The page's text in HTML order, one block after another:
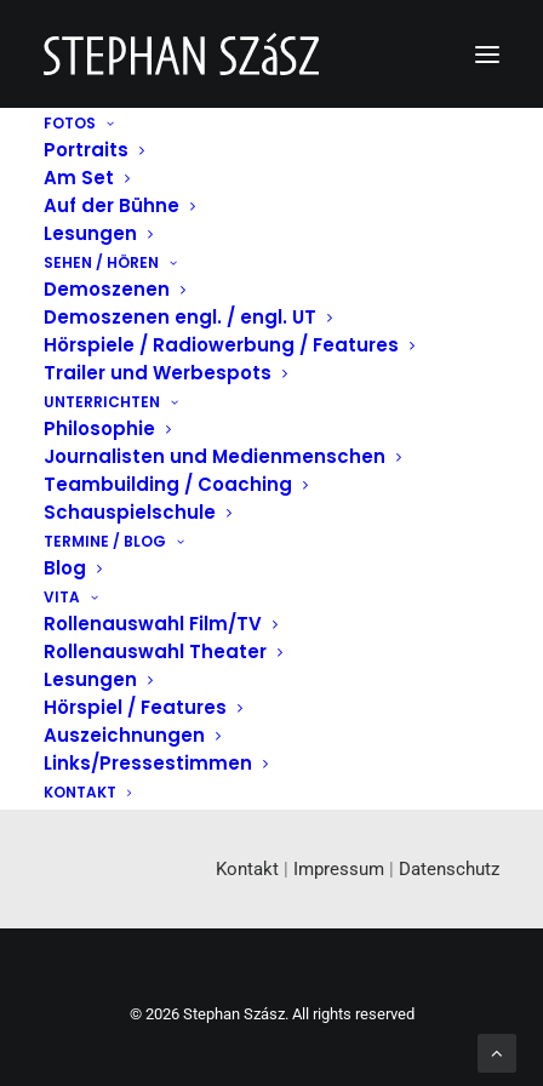
FOTOS
Portraits
Am Set
Auf der Bühne
Lesungen
SEHEN / HÖREN
Demoszenen
Demoszenen engl. / engl. UT
Hörspiele / Radiowerbung / Features
Trailer und Werbespots
UNTERRICHTEN
Philosophie
Journalisten und Medienmenschen
Teambuilding / Coaching
Schauspielschule
TERMINE / BLOG
Blog
VITA
Rollenauswahl Film/TV
Rollenauswahl Theater
Lesungen
Hörspiel / Features
Auszeichnungen
Links/Pressestimmen
KONTAKT
Home Film
"3/4" Filmvorführung Fux Lichtspiele Hamburg
Kontakt | Impressum | Datenschutz
© 2026 Stephan Szász. All rights reserved